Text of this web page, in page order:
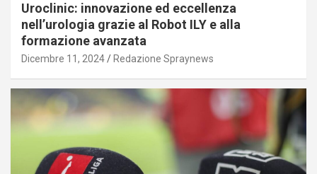
Uroclinic: innovazione ed eccellenza
nell’urologia grazie al Robot ILY e alla
formazione avanzata
Dicembre 11, 2024 Redazione Spraynews